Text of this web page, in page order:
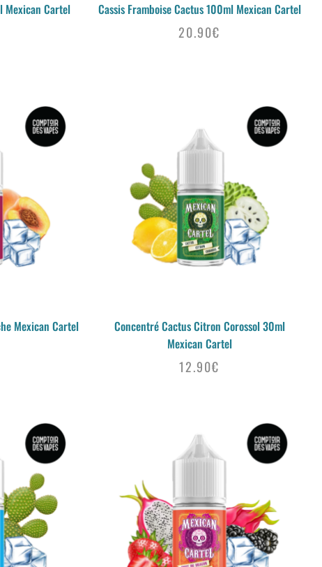
Mexican Cartel Cassis Framboise Cactus 100ml Mexican Cartel
20.90€
Mexican Cartel
Concentré Cactus Citron Corossol 30ml
Mexican Cartel
12.90€